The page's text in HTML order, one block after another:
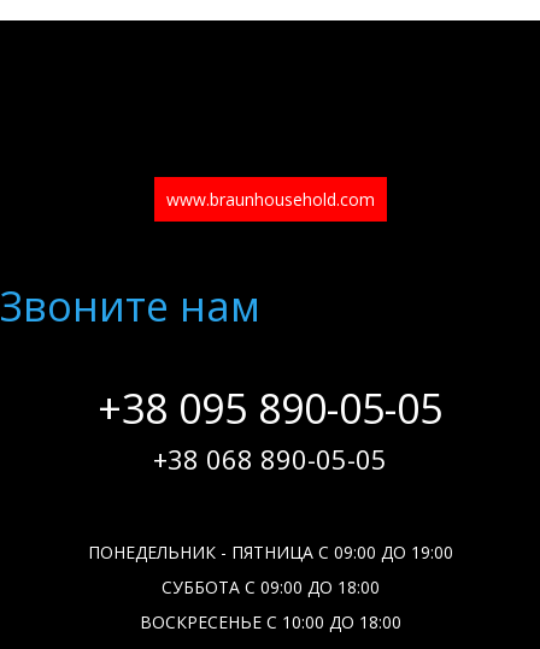
www.braunhousehold.com
Звоните нам
+38 095 890-05-05
+38 068 890-05-05
ПОНЕДЕЛЬНИК - ПЯТНИЦА С 09:00 ДО 19:00
СУББОТА С 09:00 ДО 18:00
ВОСКРЕСЕНЬЕ С 10:00 ДО 18:00